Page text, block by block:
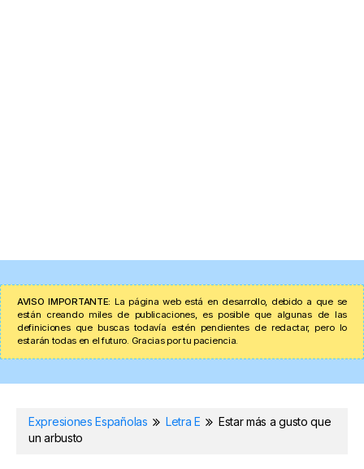
AVISO IMPORTANTE: La página web está en desarrollo, debido a que se
están creando miles de publicaciones, es posible que algunas de las
definiciones que buscas todavía estén pendientes de redactar, pero lo
estarán todas en el futuro. Gracias por tu paciencia.
Expresiones Españolas Letra E
Estar más a gusto que
un arbusto